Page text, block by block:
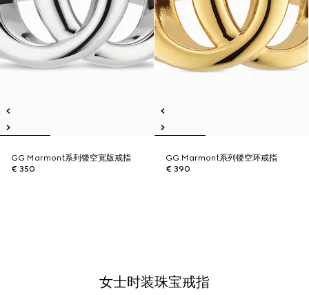
GG Marmont系列镂空宽版戒指
€ 350
GG Marmont系列镂空环戒指
€ 390
女士时装珠宝戒指